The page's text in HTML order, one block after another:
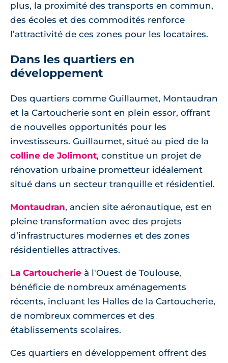
plus, la proximité des transports en commun,
des écoles et des commodités renforce
l’attractivité de ces zones pour les locataires.
Dans les quartiers en
développement
Des quartiers comme Guillaumet, Montaudran
et la Cartoucherie sont en plein essor, offrant
de nouvelles opportunités pour les
investisseurs. Guillaumet, situé au pied de la
colline de Jolimont, constitue un projet de
rénovation urbaine prometteur idéalement
situé dans un secteur tranquille et résidentiel.
Montaudran, ancien site aéronautique, est en
pleine transformation avec des projets
d’infrastructures modernes et des zones
résidentielles attractives.
La Cartoucherie à l'Ouest de Toulouse,
bénéficie de nombreux aménagements
récents, incluant les Halles de la Cartoucherie,
de nombreux commerces et des
établissements scolaires.
Ces quartiers en développement offrent des